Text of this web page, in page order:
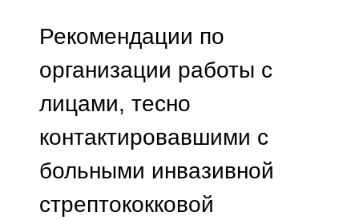
Рекомендации по
организации работы с
лицами, тесно
контактировавшими с
больными инвазивной
стрептококковой